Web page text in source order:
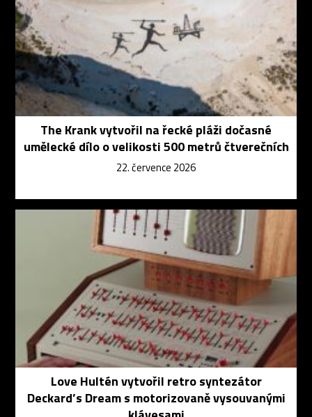
The Krank vytvořil na řecké pláži dočasné
umělecké dílo o velikosti 500 metrů čtverečních
22. července 2026
Love Hultén vytvořil retro syntezátor
Deckard’s Dream s motorizovaně vysouvanými